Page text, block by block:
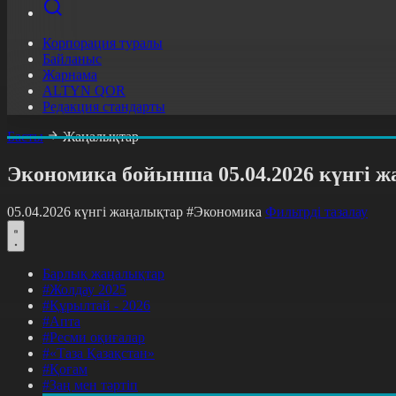
Корпорация туралы
Байланыс
Жарнама
ALTYN QOR
Редакция стандарты
Басты
Жаңалықтар
Экономика бойынша 05.04.2026 күнгі
05.04.2026 күнгі жаңалықтар #Экономика Фильтрді тазалау
Барлық жаңалықтар
#Жолдау 2025
#Құрылтай - 2026
#Апта
#Ресми оқиғалар
#«Таза Қазақстан»
#Қоғам
#Заң мен тәртіп